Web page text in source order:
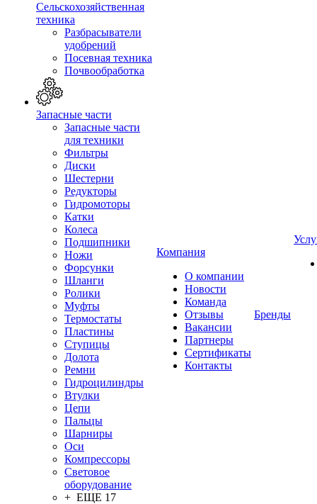
Сельскохозяйственная
техника
Разбрасыватели
удобрений
Посевная техника
Почвообработка
Запасные части
Запасные части
для техники
Фильтры
Диски
Шестерни
Редукторы
Гидромоторы
Катки
Колеса
Подшипники
Ножи
Форсунки
Шланги
Ролики
Муфты
Термостаты
Пластины
Ступицы
Долота
Ремни
Гидроцилиндры
Втулки
Цепи
Пальцы
Шарниры
Оси
Компрессоры
Световое
оборудование
+ ЕЩЕ 17
Компания
О компании
Новости
Команда
Отзывы
Вакансии
Партнеры
Сертификаты
Контакты
Бренды